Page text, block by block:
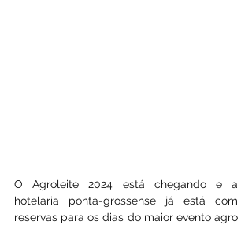
O Agroleite 2024 está chegando e a
hotelaria ponta-grossense já está com
reservas para os dias do maior evento agro